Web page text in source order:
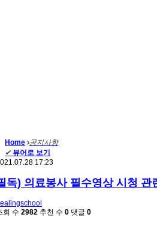
Home
공지사항
✔ 뷰어로 보기
17:23
독) 의료봉사 필수영상 시청 관
회 수 2982 추천 수 0 댓글 0